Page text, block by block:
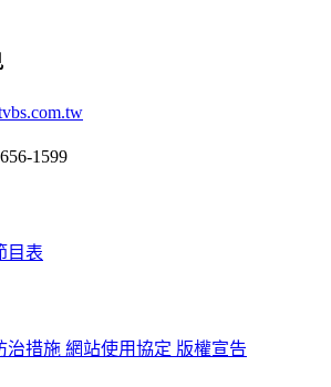
1599
目表
治措施 網站使用協定 版權宣告